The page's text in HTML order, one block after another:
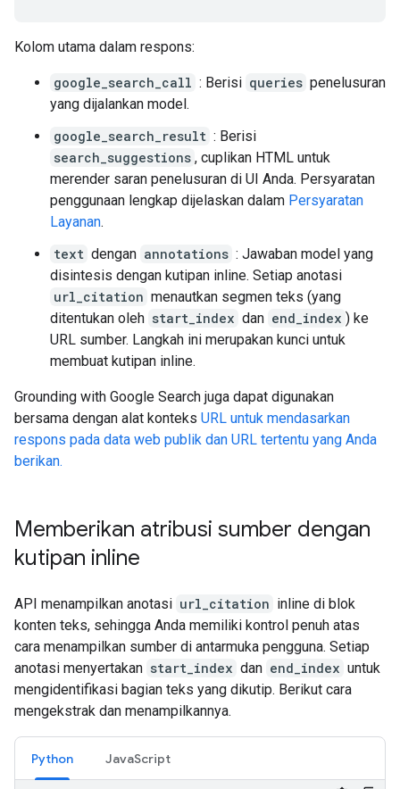
Kolom utama dalam respons:
google_search_call : Berisi queries penelusuran
yang dijalankan model.
google_search_result : Berisi
search_suggestions , cuplikan HTML untuk
merender saran penelusuran di UI Anda. Persyaratan
penggunaan lengkap dijelaskan dalam Persyaratan
Layanan.
text dengan annotations : Jawaban model yang
disintesis dengan kutipan inline. Setiap anotasi
url_citation menautkan segmen teks (yang
ditentukan oleh start_index dan end_index ) ke
URL sumber. Langkah ini merupakan kunci untuk
membuat kutipan inline.
Grounding with Google Search juga dapat digunakan
bersama dengan alat konteks URL untuk mendasarkan
respons pada data web publik dan URL tertentu yang Anda
berikan.
Memberikan atribusi sumber dengan
kutipan inline
API menampilkan anotasi url_citation inline di blok
konten teks, sehingga Anda memiliki kontrol penuh atas
cara menampilkan sumber di antarmuka pengguna. Setiap
anotasi menyertakan start_index dan end_index untuk
mengidentifikasi bagian teks yang dikutip. Berikut cara
mengekstrak dan menampilkannya.
Python JavaScript